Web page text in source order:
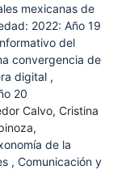
mexicanas de
2022: Año 19
del
convergencia de
digital ,
20
Calvo, Cristina
de la
, Comunicación y